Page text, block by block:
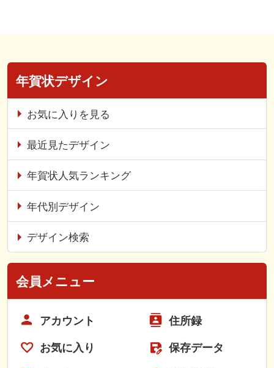
年賀状デザイン
お気に入りを見る
最近見たデザイン
年賀状人気ランキング
年代別デザイン
デザイン検索
会員メニュー
アカウント 住所録
お気に入り 保存データ